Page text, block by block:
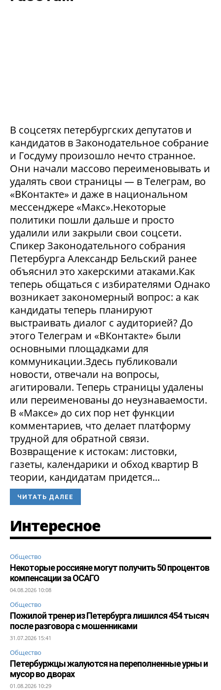
В соцсетях петербургских депутатов и
кандидатов в Законодательное собрание
и Госдуму произошло нечто странное.
Они начали массово переименовывать и
удалять свои страницы — в Телеграм, во
«ВКонтакте» и даже в национальном
мессенджере «Макс».Некоторые
политики пошли дальше и просто
удалили или закрыли свои соцсети.
Спикер Законодательного собрания
Петербурга Александр Бельский ранее
объяснил это хакерскими атаками.Как
теперь общаться с избирателями Однако
возникает закономерный вопрос: а как
кандидаты теперь планируют
выстраивать диалог с аудиторией? До
этого Телеграм и «ВКонтакте» были
основными площадками для
коммуникации.Здесь публиковали
новости, отвечали на вопросы,
агитировали. Теперь страницы удалены
или переименованы до неузнаваемости.
В «Максе» до сих пор нет функции
комментариев, что делает платформу
трудной для обратной связи.
Возвращение к истокам: листовки,
газеты, календарики и обход квартир В
теории, кандидатам придется...
ЧИТАТЬ ДАЛЕЕ
Интересное
Общество
Некоторые россияне могут получить 50 процентов
компенсации за ОСАГО
04.08.2026 10:08
Общество
Пожилой тренер из Петербурга лишился 454 тысяч
после разговора с мошенниками
31.07.2026 15:41
Общество
Петербуржцы жалуются на переполненные урны и
мусор во дворах
01.08.2026 10:29